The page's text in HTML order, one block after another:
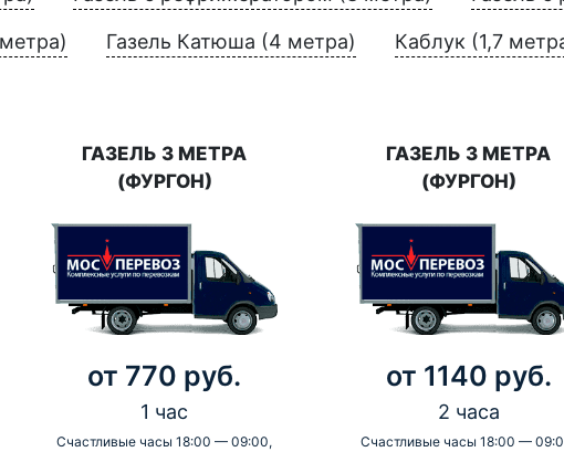
Газель Катюша (4 метра) Каблук (1,7
ГАЗЕЛЬ 3 МЕТРА
(ФУРГОН)
от 770 руб.
1 час
Счастливые часы 18:00 — 09:00,
ГАЗЕЛЬ 3 МЕТРА
(ФУРГОН)
от 1140 руб.
2 часа
Счастливые часы 18:00 —